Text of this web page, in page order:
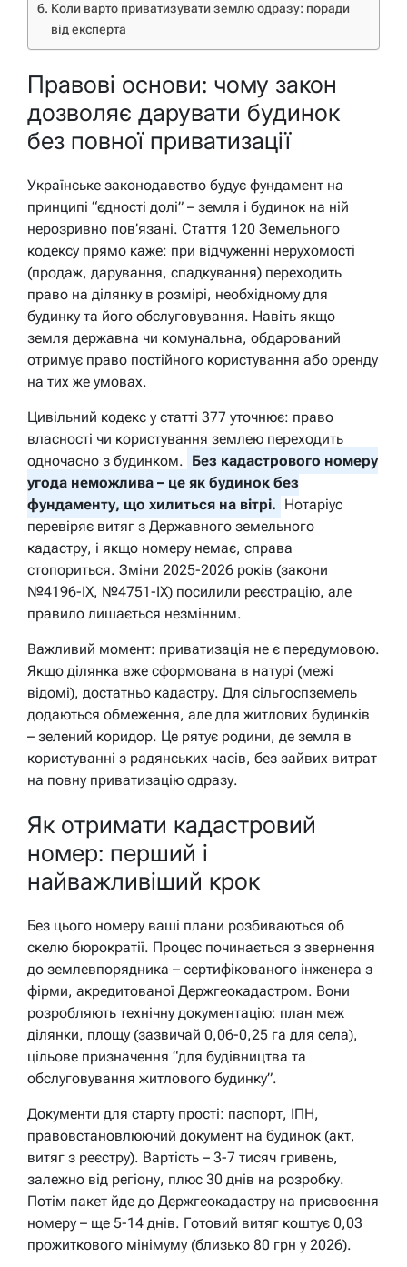
Коли варто приватизувати землю одразу: поради
від експерта
Правові основи: чому закон
дозволяє дарувати будинок
без повної приватизації
Українське законодавство будує фундамент на
принципі “єдності долі” – земля і будинок на ній
нерозривно пов’язані. Стаття 120 Земельного
кодексу прямо каже: при відчуженні нерухомості
(продаж, дарування, спадкування) переходить
право на ділянку в розмірі, необхідному для
будинку та його обслуговування. Навіть якщо
земля державна чи комунальна, обдарований
отримує право постійного користування або оренду
на тих же умовах.
Цивільний кодекс у статті 377 уточнює: право
власності чи користування землею переходить
одночасно з будинком.
Без кадастрового номеру
угода неможлива – це як будинок без
фундаменту, що хилиться на вітрі. Нотаріус
перевіряє витяг з Державного земельного
кадастру, і якщо номеру немає, справа
стопориться. Зміни 2025-2026 років (закони
№4196-IX, №4751-IX) посилили реєстрацію, але
правило лишається незмінним.
Важливий момент: приватизація не є передумовою.
Якщо ділянка вже сформована в натурі (межі
відомі), достатньо кадастру. Для сільгоспземель
додаються обмеження, але для житлових будинків
– зелений коридор. Це рятує родини, де земля в
користуванні з радянських часів, без зайвих витрат
на повну приватизацію одразу.
Як отримати кадастровий
номер: перший і
найважливіший крок
Без цього номеру ваші плани розбиваються об
скелю бюрократії. Процес починається з звернення
до землевпорядника – сертифікованого інженера з
фірми, акредитованої Держгеокадастром. Вони
розробляють технічну документацію: план меж
ділянки, площу (зазвичай 0,06-0,25 га для села),
цільове призначення “для будівництва та
обслуговування житлового будинку”.
Документи для старту прості: паспорт, ІПН,
правовстановлюючий документ на будинок (акт,
витяг з реєстру). Вартість – 3-7 тисяч гривень,
залежно від регіону, плюс 30 днів на розробку.
Потім пакет йде до Держгеокадастру на присвоєння
номеру – ще 5-14 днів. Готовий витяг коштує 0,03
прожиткового мінімуму (близько 80 грн у 2026).